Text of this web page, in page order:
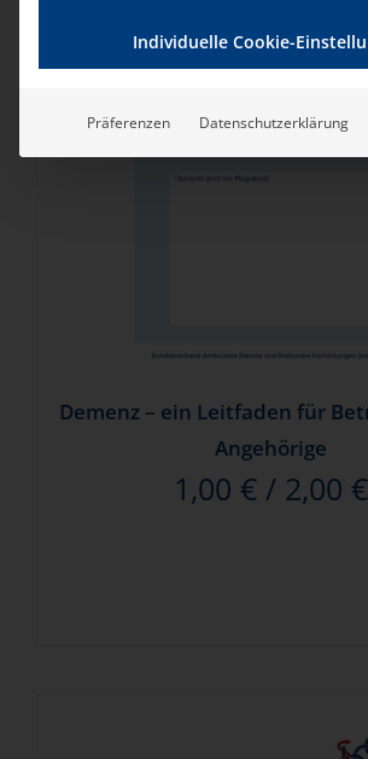
Demenz – ein Leitfaden für
Angehörige
1,00 €/ 2,00 €
Individuelle Cookie-
Präferenzen Datenschutzerklärung